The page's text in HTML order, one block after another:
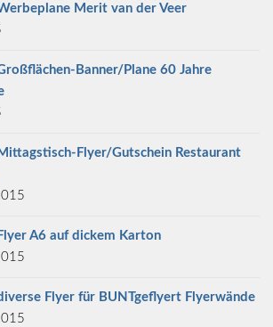
Merit van der Veer
Banner/Plane 60 Jahre
Flyer/Gutschein Restaurant
A6 auf dickem Karton
Flyer für BUNTgeflyert Flyerwände